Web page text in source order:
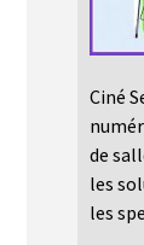
Ciné
de
les
les